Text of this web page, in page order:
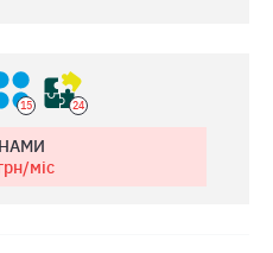
15 24
міс